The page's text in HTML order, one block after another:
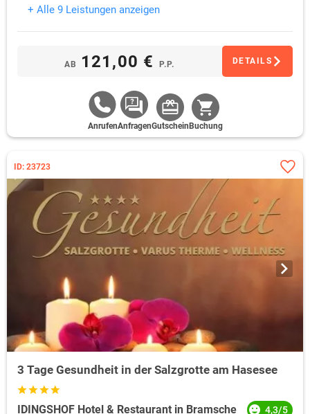
Mineralwasser in der Burgtherme (*hierfür wird automatisch
+ Alle 9 Leistungen anzeigen
AB 121,00 € P.P. DETAILS
AnrufenAnfragenGutschein Buchung
ID: 23723
3 Tage Gesundheit in der Salzgrotte am Hasesee
IDINGSHOF Hotel & Restaurant in Bramsche 4,3/5